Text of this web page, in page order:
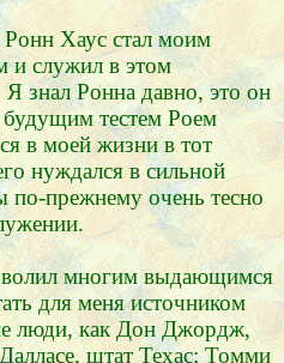
Хаус стал моим
и служил в этом
Я знал Ронна давно, это он
тестем Роем
в моей жизни в тот
нуждался в сильной
прежнему очень тесно
многим выдающимся
для меня источником
люди, как Дон Джордж,
штат Техас; Томми